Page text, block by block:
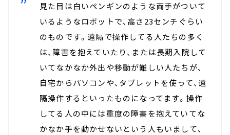
見た目は白いペンギンのような両手がついて
いるようなロボットで、高さ23センチぐらい
のものです。遠隔で操作してる人たちの多く
は、障害を抱えていたり、または長期入院して
いてなかなか外出や移動が難しい人たちが、
自宅からパソコンや、タブレットを使って、遠
隔操作するといったものになってます。操作
してる人の中には重度の障害を抱えていてな
かなか手を動かせないという人もいまして、